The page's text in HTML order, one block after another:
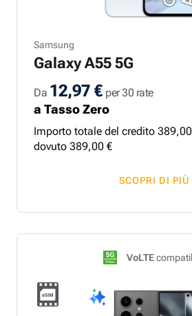
Samsung
Galaxy A55 5G
Da 12,97 €per 30 rate
a Tasso Zero
Importo totale del credito 389,00
dovuto 389,00 €
SCOPRI DI PIÙ
VoLTE